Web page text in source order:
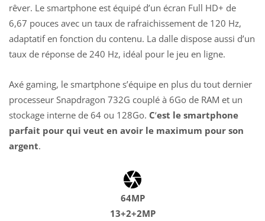
rêver. Le smartphone est équipé d’un écran Full HD+ de
6,67 pouces avec un taux de rafraichissement de 120 Hz,
adaptatif en fonction du contenu. La dalle dispose aussi d’un
taux de réponse de 240 Hz, idéal pour le jeu en ligne.
Axé gaming, le smartphone s’équipe en plus du tout dernier
processeur Snapdragon 732G couplé à 6Go de RAM et un
stockage interne de 64 ou 128Go. C‘est le smartphone
parfait pour qui veut en avoir le maximum pour son
argent.
64MP
13+2+2MP